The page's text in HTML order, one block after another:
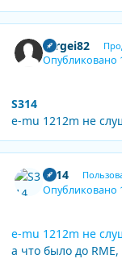
cergei82
Опубликовано
S314
e-mu 1212m не
S314
Опубликовано
e-mu 1212m не
а что было до RME,